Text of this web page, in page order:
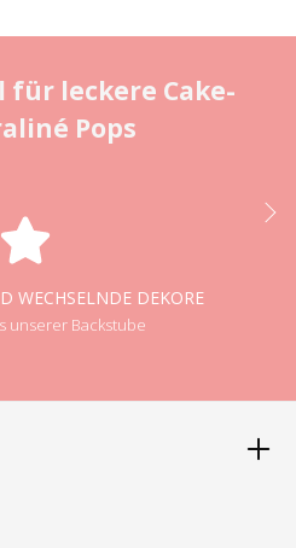
für leckere Cake-
Pops
WECHSELNDE DEKORE
unserer Backstube